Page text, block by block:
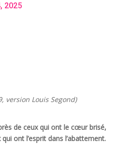
2025
version Louis Segond)
de ceux qui ont le cœur brisé,
ont l’esprit dans l’abattement.